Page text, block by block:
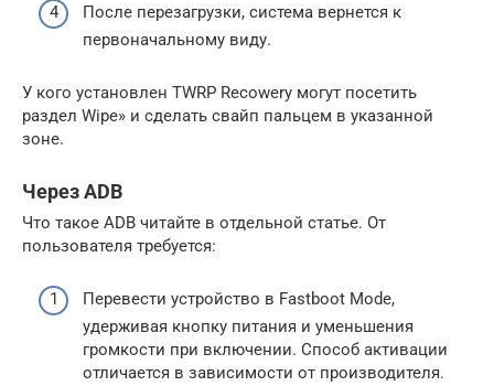
После перезагрузки, система вернется к
первоначальному виду.
У кого установлен TWRP Recowery могут посетить
раздел Wipe» и сделать свайп пальцем в указанной
зоне.
Через ADB
Что такое ADB читайте в отдельной статье. От
пользователя требуется:
Перевести устройство в Fastboot Mode,
удерживая кнопку питания и уменьшения
громкости при включении. Способ активации
отличается в зависимости от производителя.